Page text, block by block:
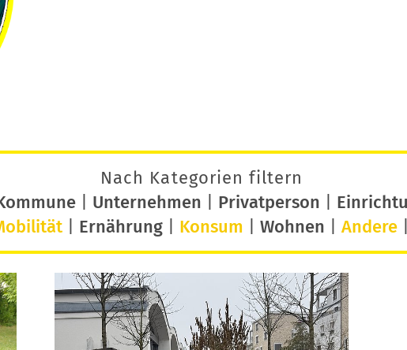
Nach Kategorien filtern
| Unternehmen Privatperson
Ernährung Konsum Wohnen Andere